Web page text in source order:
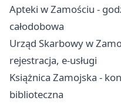
Apteki w Zamościu -
całodobowa
Urząd Skarbowy w
rejestracja, e-usługi
Książnica Zamojska -
biblioteczna